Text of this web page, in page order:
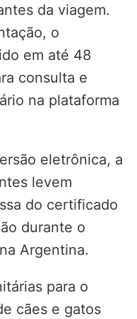
da viagem.
o
em até 48
consulta e
na plataforma
eletrônica, a
levem
do certificado
durante o
Argentina.
para o
cães e gatos